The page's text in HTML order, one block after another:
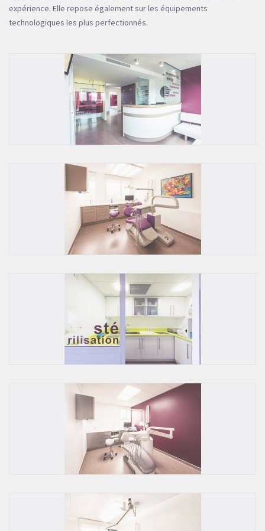
expérience. Elle repose également sur les équipements
technologiques les plus perfectionnés.